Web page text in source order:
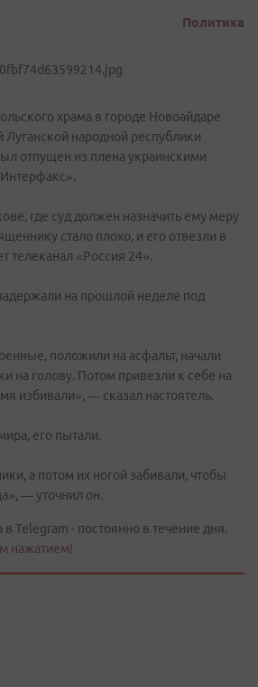
Политика
храма в городе Новоайдаре
народной республики
отпущен из плена украинскими
где суд должен назначить ему меру
стало плохо, и его отвезли в
телеканал «Россия 24».
на прошлой неделе под
положили на асфальт, начали
на голову. Потом привезли к себе на
избивали», — сказал настоятель.
его пытали.
а потом их ногой забивали, чтобы
— уточнил он.
Telegram - постоянно в течение дня.
нажатием!